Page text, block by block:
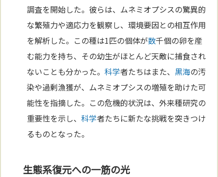
調査を開始した。彼らは、ムネミオプシスの驚異的
な繁殖力や適応力を観察し、環境要因との相互作用
を解析した。この種は1匹の個体が数千個の卵を産
む能力を持ち、その幼生がほとんど天敵に捕食され
ないことも分かった。科学者たちはまた、 黒海の汚
染や過剰漁獲が、ムネミオプシスの増殖を助けた可
能性を指摘した。この危機的状況は、外来種研究の
重要性を示し、科学者たちに新たな挑戦を突きつけ
るものとなった。
生態系復元への一筋の光